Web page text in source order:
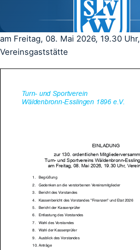
am Freitag, 08. Mai 2026, 19.30 Uhr,
Vereinsgaststätte